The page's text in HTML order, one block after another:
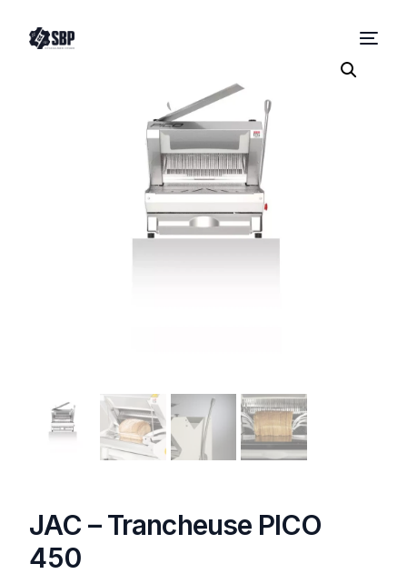
JAC – Trancheuse PICO
450